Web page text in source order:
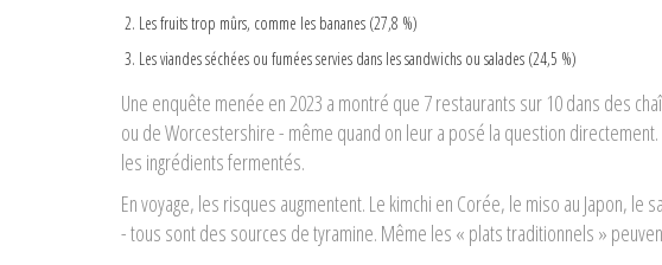
Les fruits trop mûrs, comme les bananes (27,8 %)
Les viandes séchées ou fumées servies dans les sandwichs ou salades (24,5 %)
Une enquête menée en 2023 a montré que 7 restaurants sur 10 dans des
ou de Worcestershire - même quand on leur a posé la question
les ingrédients fermentés.
En voyage, les risques augmentent. Le kimchi en Corée, le miso au Japon,
- tous sont des sources de tyramine. Même les « plats traditionnels »